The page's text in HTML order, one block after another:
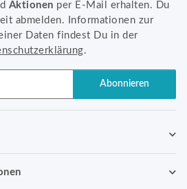
Aktionen per E-Mail erhalten. Du
abmelden. Informationen zur
Daten findest Du in der
.
Abonnieren